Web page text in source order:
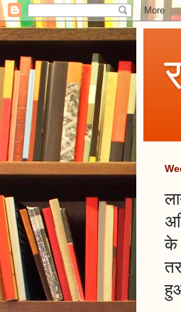
के